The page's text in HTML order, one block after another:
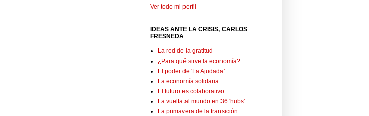
Ver todo mi perfil
IDEAS ANTE LA CRISIS, CARLOS
FRESNEDA
La red de la gratitud
¿Para qué sirve la economía?
El poder de 'La Ajudada'
La economía solidaria
El futuro es colaborativo
La vuelta al mundo en 36 'hubs'
La primavera de la transición